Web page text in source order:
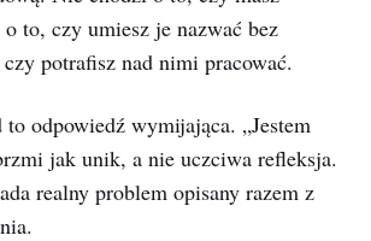
o to, czy umiesz je nazwać bez
potrafisz nad nimi pracować.
to odpowiedź wymijająca. „Jestem
jak unik, a nie uczciwa refleksja.
realny problem opisany razem z